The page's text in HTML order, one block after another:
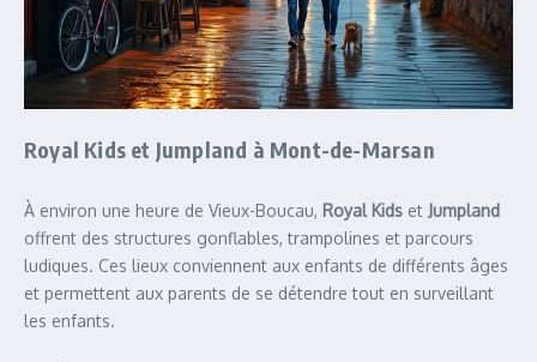
Royal Kids et Jumpland à Mont-de-Marsan
À environ une heure de Vieux-Boucau, Royal Kids et Jumpland
offrent des structures gonflables, trampolines et parcours
ludiques. Ces lieux conviennent aux enfants de différents âges
et permettent aux parents de se détendre tout en surveillant
les enfants.